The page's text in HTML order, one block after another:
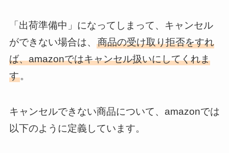
「出荷準備中」になってしまって、キャンセル
ができない場合は、 商品の受け取り拒否をすれ
ば、amazonではキャンセル扱いにしてくれま
す。
キャンセルできない商品について、amazonでは
以下のように定義しています。